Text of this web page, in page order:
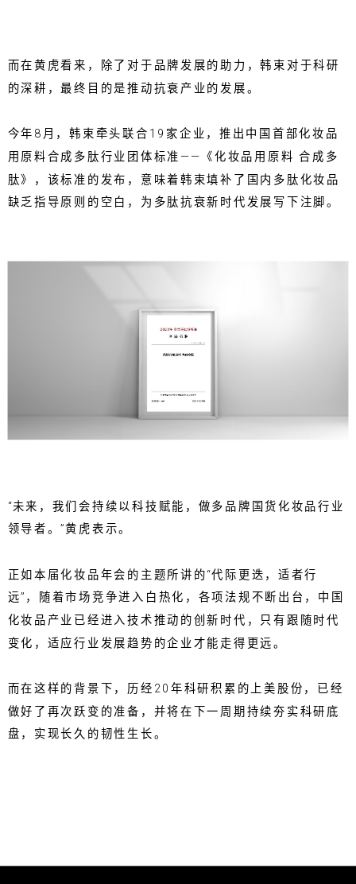
而在黄虎看来，除了对于品牌发展的助力，韩束对于科研
的深耕，最终目的是推动抗衰产业的发展。
今年8月，韩束牵头联合19家企业，推出中国首部化妆品
用原料合成多肽行业团体标准——《化妆品用原料 合成多
肽》，该标准的发布，意味着韩束填补了国内多肽化妆品
缺乏指导原则的空白，为多肽抗衰新时代发展写下注脚。
“未来，我们会持续以科技赋能，做多品牌国货化妆品行业
领导者。”黄虎表示。
正如本届化妆品年会的主题所讲的“代际更迭，适者行
远”，随着市场竞争进入白热化，各项法规不断出台，中国
化妆品产业已经进入技术推动的创新时代，只有跟随时代
变化，适应行业发展趋势的企业才能走得更远。
而在这样的背景下，历经20年科研积累的上美股份，已经
做好了再次跃变的准备，并将在下一周期持续夯实科研底
盘，实现长久的韧性生长。